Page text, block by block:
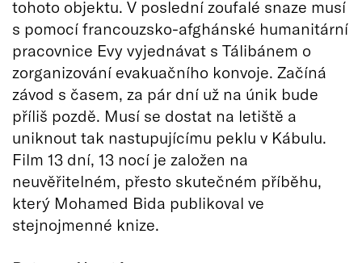
tohoto objektu. V poslední zoufalé snaze musí
s pomocí francouzsko-afghánské humanitární
pracovnice Evy vyjednávat s Tálibánem o
zorganizování evakuačního konvoje. Začíná
závod s časem, za pár dní už na únik bude
příliš pozdě. Musí se dostat na letiště a
uniknout tak nastupujícímu peklu v Kábulu.
Film 13 dní, 13 nocí je založen na
neuvěřitelném, přesto skutečném příběhu,
který Mohamed Bida publikoval ve
stejnojmenné knize.